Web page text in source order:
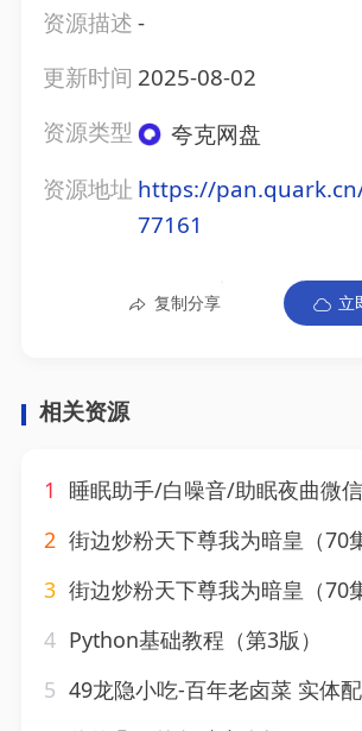
资源描述-
更新时间 2025-08-02
资源类型
夸克网盘
资源地址 https://
77161
复制分享 立
相关资源
1
睡眠助手/白噪音/助眠夜曲微信小程
2 街边炒粉天下尊我为暗皇（70集）
3 街边炒粉天下尊我为暗皇（70集）
4 Python基础教程（第3版）
5 49龙隐小吃-百年老卤菜 实体